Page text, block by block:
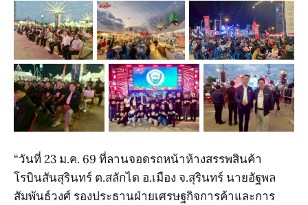
“วันที่ 23 ม.ค. 69 ที่ลานจอดรถหน้าห้างสรรพสินค้า
โรบินสันสุรินทร์ ต.สลักได อ.เมือง จ.สุรินทร์ นายอัฐพล
สัมพันธ์วงศ์ รองประธานฝ่ายเศรษฐกิจการค้าและการ